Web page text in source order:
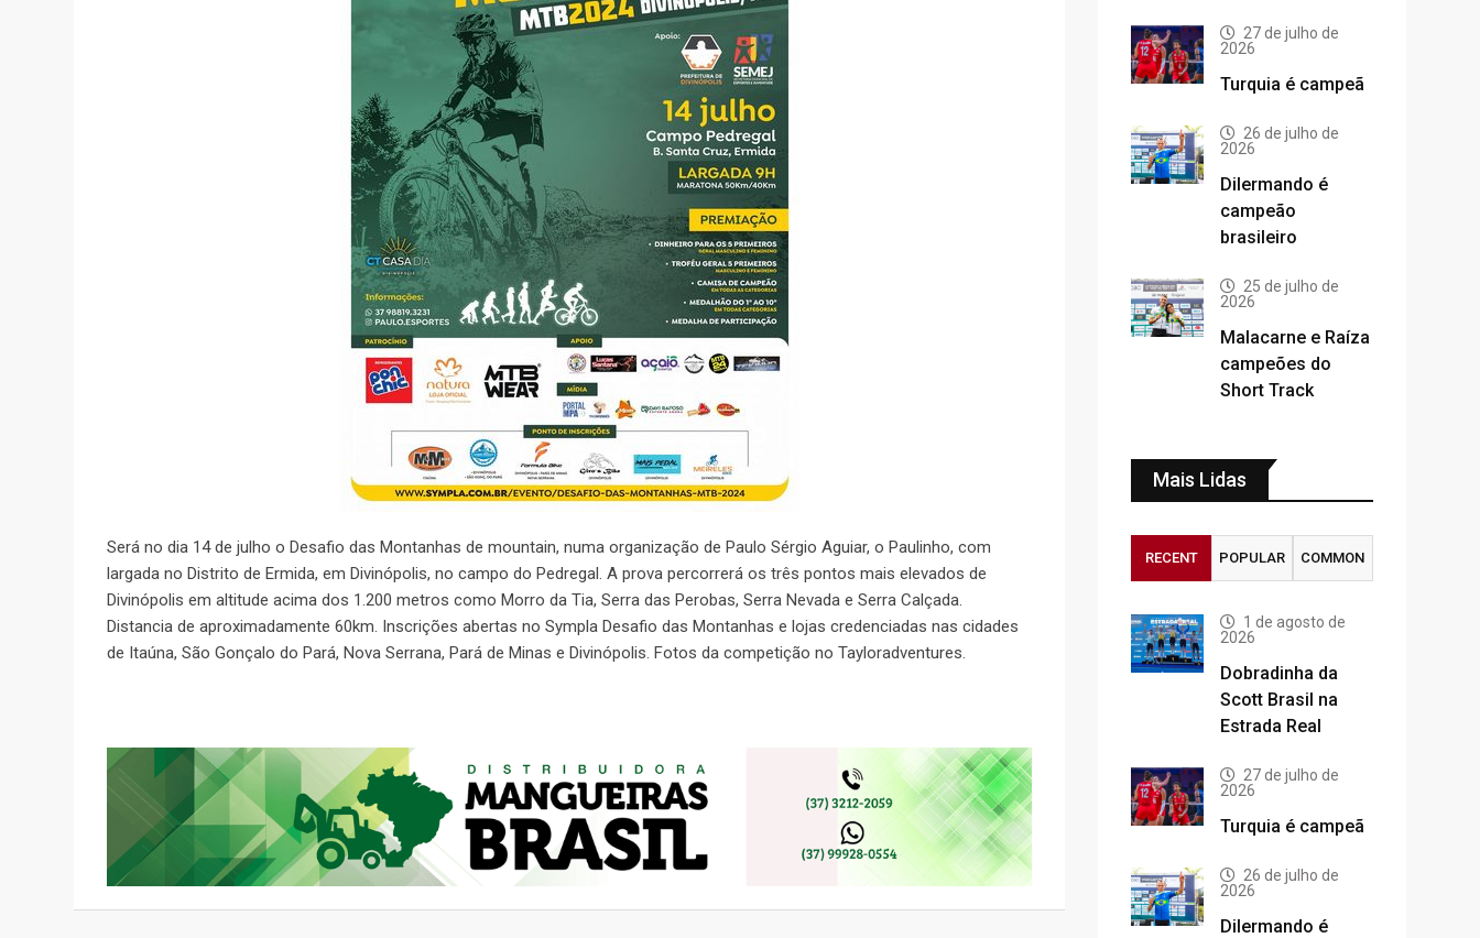
Será no dia 14 de julho o Desafio das Montanhas de mountain, numa organização de Paulo Sérgio Aguiar, o Paulinho, com
largada no Distrito de Ermida, em Divinópolis, no campo do Pedregal. A prova percorrerá os três pontos mais elevados de
Divinópolis em altitude acima dos 1.200 metros como Morro da Tia, Serra das Perobas, Serra Nevada e Serra Calçada.
Distancia de aproximadamente 60km. Inscrições abertas no Sympla Desafio das Montanhas e lojas credenciadas nas cidades
de Itaúna, São Gonçalo do Pará, Nova Serrana, Pará de Minas e Divinópolis. Fotos da competição no Tayloradventures.
27 de julho de
2026
Turquia é campeã
26 de julho de
2026
Dilermando é
campeão
brasileiro
25 de julho de
2026
Malacarne e Raíza
campeões do
Short Track
Mais Lidas
RECENT POPULAR COMMON
1 de agosto de
2026
Dobradinha da
Scott Brasil na
Estrada Real
27 de julho de
2026
Turquia é campeã
26 de julho de
2026
Dilermando é